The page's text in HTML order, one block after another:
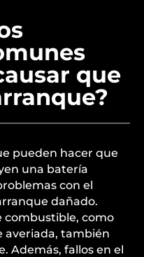
que
pueden hacer que
una batería
con el
dañado.
combustible, como
averiada, también
Además, fallos en el